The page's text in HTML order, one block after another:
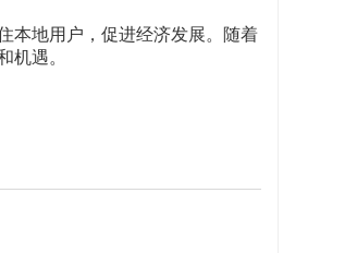
本地用户，促进经济发展。随着
机遇。